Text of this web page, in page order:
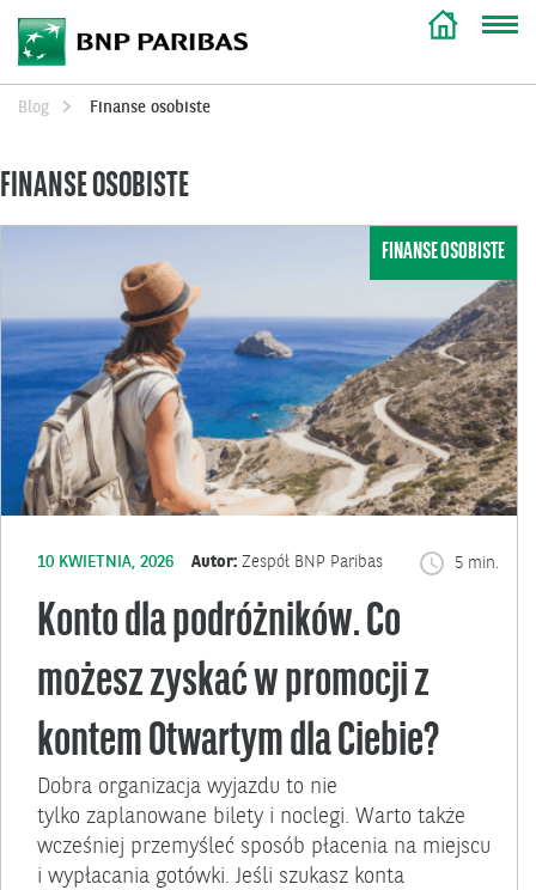
Blog Finanse osobiste
FINANSE OSOBISTE
FINANSE OSOBISTE
10 KWIETNIA, 2026 Autor: Zespół BNP Paribas 5 min.
Konto dla podróżników. Co
możesz zyskać w promocji z
kontem Otwartym dla Ciebie?
Dobra organizacja wyjazdu to nie
tylko zaplanowane bilety i noclegi. Warto także
wcześniej przemyśleć sposób płacenia na miejscu
i wypłacania gotówki. Jeśli szukasz konta